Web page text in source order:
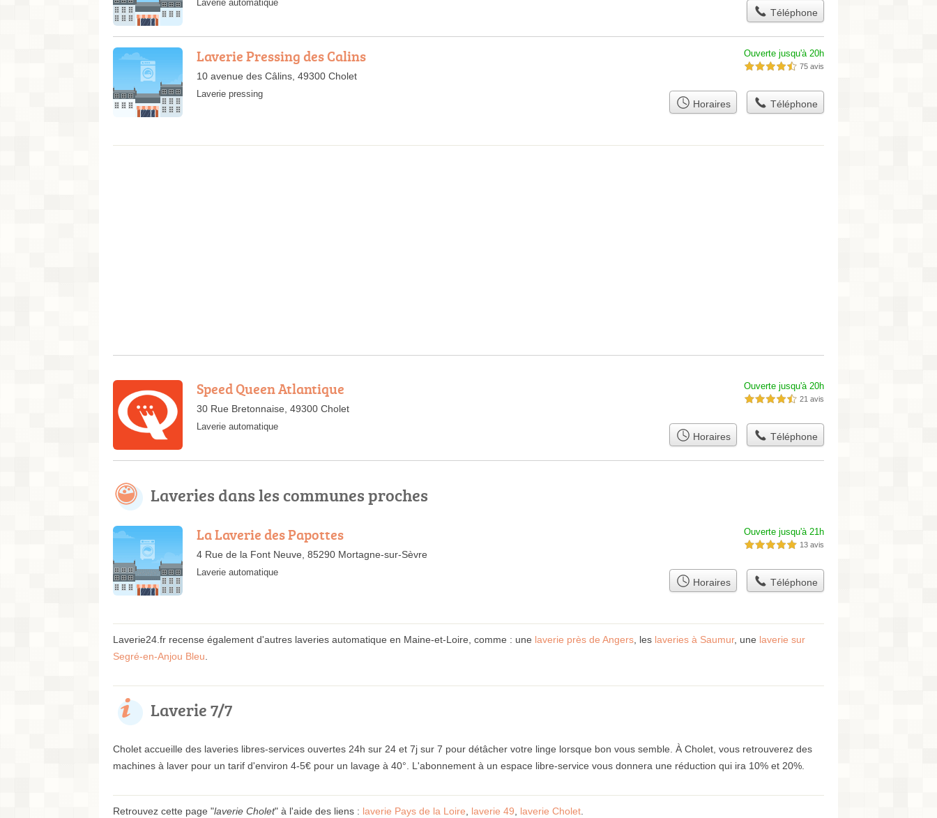
Laverie automatique
Téléphone
Laverie Pressing des Calins
10 avenue des Câlins, 49300 Cholet
Ouverte jusqu'à 20h
4,5 étoiles sur 5 75 avis
Laverie pressing
Horaires Téléphone
Speed Queen Atlantique
30 Rue Bretonnaise, 49300 Cholet
Ouverte jusqu'à 20h
4,5 étoiles sur 5 21 avis
Laverie automatique
Horaires Téléphone
Laveries dans les communes proches
La Laverie des Papottes
4 Rue de la Font Neuve, 85290 Mortagne-sur-Sèvre
Ouverte jusqu'à 21h
5,0 étoiles sur 5 13 avis
Laverie automatique
Horaires Téléphone
Laverie24.fr recense également d'autres laveries automatique en Maine-et-Loire, comme : une laverie près de Angers , les laveries à Saumur, une laverie sur
Segré-en-Anjou Bleu
Laverie 7/7
Cholet accueille des laveries libres-services ouvertes 24h sur 24 et 7j sur 7 pour détâcher votre linge lorsque bon vous semble. À Cholet, vous retrouverez des
machines à laver pour un tarif d'environ 4-5€ pour un lavage à 40°. L'abonnement à un espace libre-service vous donnera une réduction qui ira 10% et 20%.
Retrouvez cette page "laverie Cholet" à l'aide des liens : laverie Pays de la Loire laverie 49 laverie Cholet